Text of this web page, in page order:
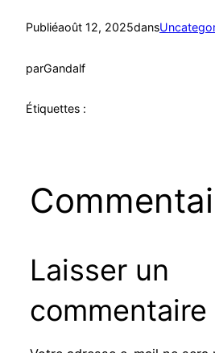
Publiéaoût 12, 2025dans
parGandalf
Étiquettes :
Laisser un
commentaire